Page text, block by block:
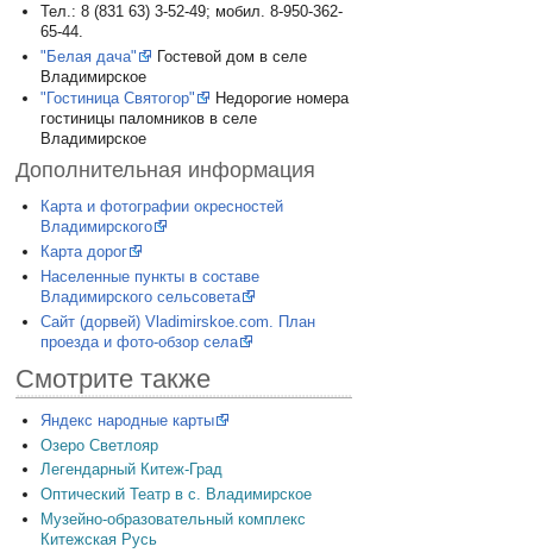
Тел.: 8 (831 63) 3-52-49; мобил. 8-950-362-
65-44.
"Белая дача"
Гостевой дом в селе
Владимирское
"Гостиница Святогор"
Недорогие номера
гостиницы паломников в селе
Владимирское
Дополнительная информация
Карта и фотографии окресностей
Владимирского
Карта дорог
Населенные пункты в составе
Владимирского сельсовета
Сайт (дорвей) Vladimirskoe.com. План
проезда и фото-обзор села
Смотрите также
Яндекс народные карты
Озеро Светлояр
Легендарный Китеж-Град
Оптический Театр в с. Владимирское
Музейно-образовательный комплекс
Китежская Русь